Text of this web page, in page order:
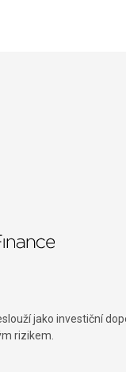
jako investiční
rizikem.